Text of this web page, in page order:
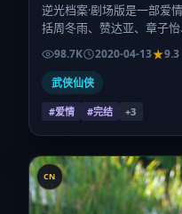
逆光档案·剧场版是一部爱
括周冬雨、赞达亚、章子
行，2020年春季档与观众
时长105分钟。
98.7K 2020-04-13
9.3
武侠仙侠
#爱情 #完结 +3
CN